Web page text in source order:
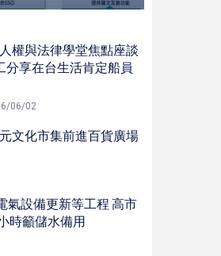
權與法律學堂焦點座談
分享在台生活肯定船員
06/02
文化市集前進百貨廣場
氣設備更新等工程 高市
時籲儲水備用